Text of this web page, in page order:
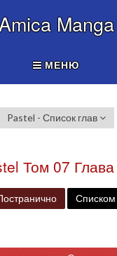
Manga
МЕНЮ
Pastel - Список глав
Том 07
Списком